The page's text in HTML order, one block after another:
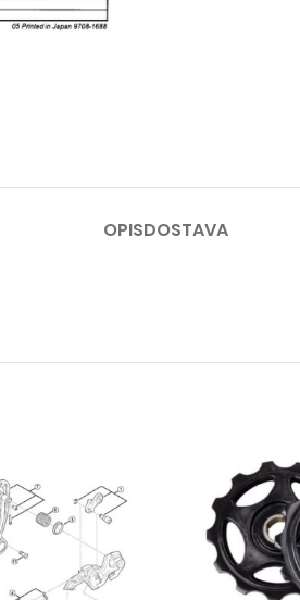
OPISDOSTAVA